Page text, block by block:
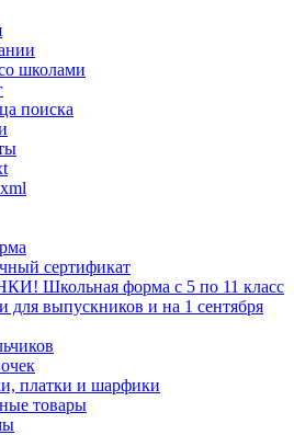
школами
поиска
сертификат
Школьная форма с 5 по 11 класс
для выпускников и на 1 сентября
платки и шарфики
товары